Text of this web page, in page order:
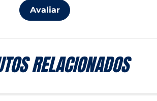
Avaliar
RELACIONADOS